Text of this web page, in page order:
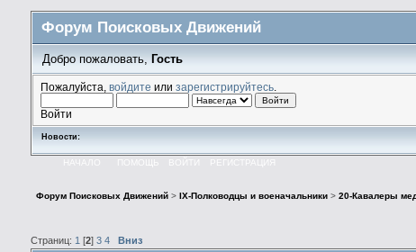
Форум Поисковых Движений
Добро пожаловать, Гость
Пожалуйста, войдите или зарегистрируйтесь.
Войти
Новости:
НАЧАЛО ПОМОЩЬ ВОЙТИ РЕГИСТРАЦИЯ
Форум Поисковых Движений > IX-Полководцы и военачальники >20-Кавалеры
Страниц: 1 [2] 3 4 Вниз